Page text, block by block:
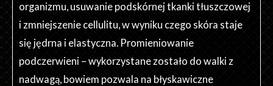
organizmu, usuwanie podskórnej tkanki tłuszczowej
i zmniejszenie cellulitu, w wyniku czego skóra staje
się jędrna i elastyczna. Promieniowanie
podczerwieni – wykorzystane zostało do walki z
nadwagą, bowiem pozwala na błyskawiczne